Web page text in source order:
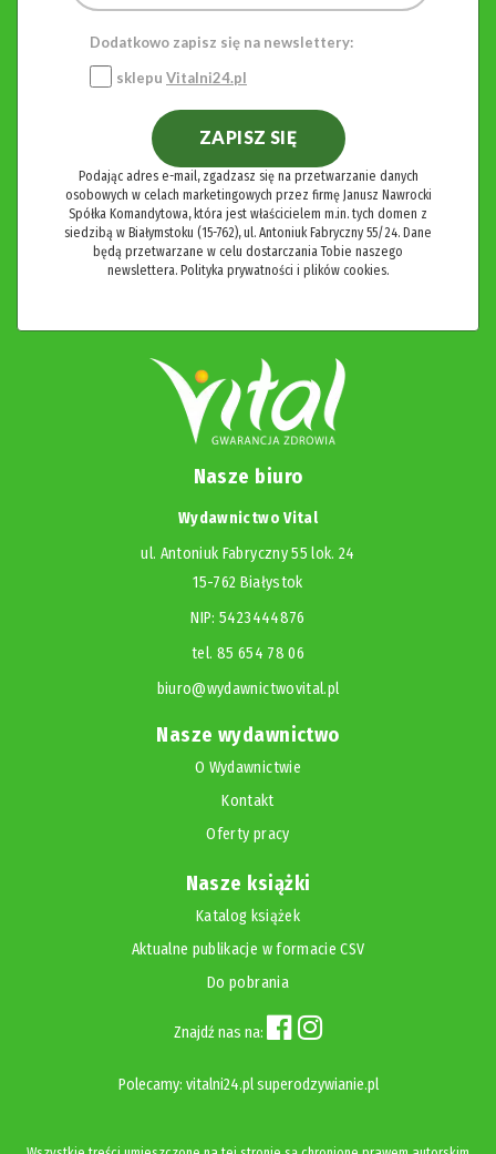
Dodatkowo zapisz się na newslettery:
sklepu Vitalni24.pl
ZAPISZ SIĘ
Podając adres e-mail, zgadzasz się na przetwarzanie danych
osobowych w celach marketingowych przez firmę Janusz Nawrocki
Spółka Komandytowa, która jest właścicielem m.in. tych domen z
siedzibą w Białymstoku (15-762), ul. Antoniuk Fabryczny 55/24. Dane
będą przetwarzane w celu dostarczania Tobie naszego
newslettera. Polityka prywatności i plików cookies.
Nasze biuro
Wydawnictwo Vital
ul. Antoniuk Fabryczny 55 lok. 24
15-762 Białystok
NIP: 5423444876
tel. 85 654 78 06
biuro@wydawnictwovital.pl
Nasze wydawnictwo
O Wydawnictwie
Kontakt
Oferty pracy
Nasze książki
Katalog książek
Aktualne publikacje w formacie CSV
Do pobrania
Znajdź nas na:
Polecamy: vitalni24.pl superodzywianie.pl